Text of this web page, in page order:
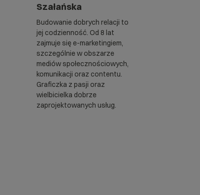
Szałańska
Budowanie dobrych relacji to
jej codzienność. Od 8 lat
zajmuje się e-marketingiem,
szczególnie w obszarze
mediów społecznościowych,
komunikacji oraz contentu.
Graficzka z pasji oraz
wielbicielka dobrze
zaprojektowanych usług.